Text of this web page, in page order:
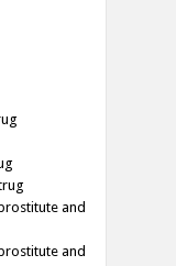
and
and